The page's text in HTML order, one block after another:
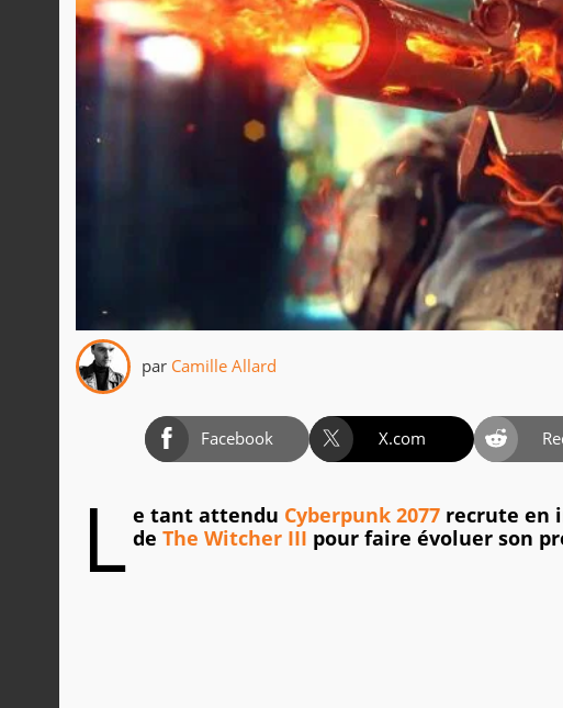
par Camille Allard
Facebook X.com
L e tant attendu Cyberpunk 2077 recrute en
de The Witcher III pour faire évoluer son